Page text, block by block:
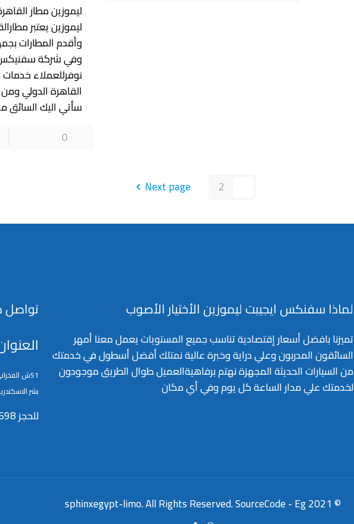
ليموزين مطار
ليموزين يعتبر
وأقدم المطارات
وفي شركة
نوفرللعملاء
القاهرة الدولي
سأتي اليك السائق
0
2
Next page
لماذا سفنكس ايجيبت ليموزين الأختيار الأصوب
تميزنا بافضل أسعار إقتصادية تناسب جميع المستويات يعمل معنا أمهر
السائقون المدربون وعلي دراية وخبرة عالية نمتلك أفضل أسطول في خدمتك
من السيارات الحديثة المجهزة نهتم برفاهيةالعميل طوال الطريق موجودون
لخدمتك علي مدار الساعة كل يوم وفي أي مكان
تواصل
51ش
بشر
للحجز 01277729698
© 2021 sphinxegypt-limo. All Rights Reserved.
SourceCode - Eg